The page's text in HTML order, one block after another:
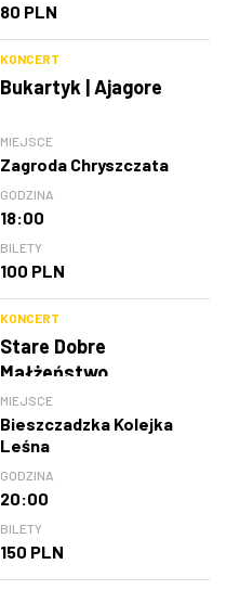
80 PLN
KONCERT
Bukartyk | Ajagore
MIEJSCE
Zagroda Chryszczata
GODZINA
18:00
BILETY
100 PLN
KONCERT
Stare Dobre
Małżeństwo
MIEJSCE
Bieszczadzka Kolejka
Leśna
GODZINA
20:00
BILETY
150 PLN